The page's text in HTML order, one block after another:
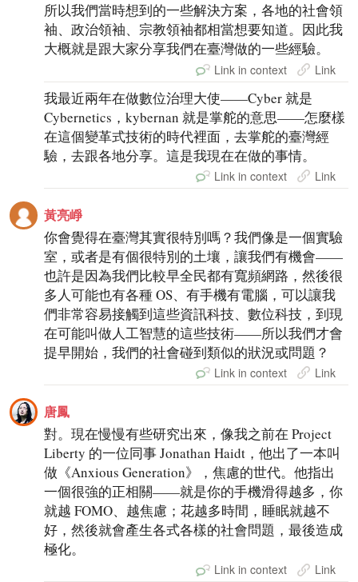
所以我們當時想到的一些解決方案，各地的社會領
袖、政治領袖、宗教領袖都相當想要知道。因此我
大概就是跟大家分享我們在臺灣做的一些經驗。
Link in context Link
我最近兩年在做數位治理大使——Cyber 就是
Cybernetics，kybernan 就是掌舵的意思——怎麼樣
在這個變革式技術的時代裡面，去掌舵的臺灣經
驗，去跟各地分享。這是我現在在做的事情。
Link in context Link
黃亮崢
你會覺得在臺灣其實很特別嗎？我們像是一個實驗
室，或者是有個很特別的土壤，讓我們有機會——
也許是因為我們比較早全民都有寬頻網路，然後很
多人可能也有各種 OS、有手機有電腦，可以讓我
們非常容易接觸到這些資訊科技、數位科技，到現
在可能叫做人工智慧的這些技術——所以我們才會
提早開始，我們的社會碰到類似的狀況或問題？
Link in context Link
唐鳳
對。現在慢慢有些研究出來，像我之前在 Project
Liberty 的一位同事 Jonathan Haidt，他出了一本叫
做《Anxious Generation》，焦慮的世代。他指出
一個很強的正相關——就是你的手機滑得越多，你
就越 FOMO、越焦慮；花越多時間，睡眠就越不
好，然後就會產生各式各樣的社會問題，最後造成
極化。
Link in context Link